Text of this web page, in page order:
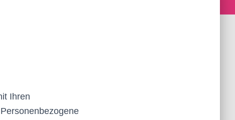
Ihren